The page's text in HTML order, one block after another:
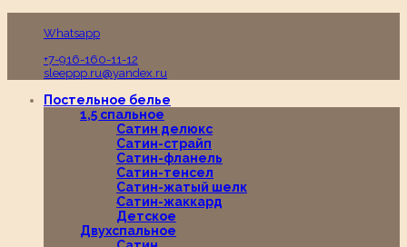
Whatsapp
+7-916-160-11-12
sleeppp.ru@yandex.ru
Постельное белье
1,5 спальное
Сатин делюкс
Сатин-страйп
Сатин-фланель
Сатин-тенсел
Сатин-жатый шелк
Сатин-жаккард
Детское
Двухспальное